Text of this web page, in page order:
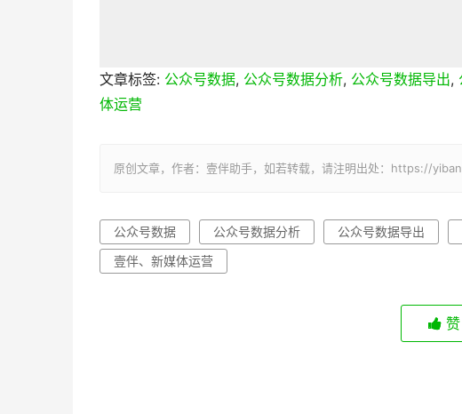
文章标签: 公众号数据, 公众号数据分析, 公众号数据导出,
体运营
原创文章，作者：壹伴助手，如若转载，请注明出处：https://
公众号数据 公众号数据分析 公众号数据导出
壹伴、新媒体运营
赞